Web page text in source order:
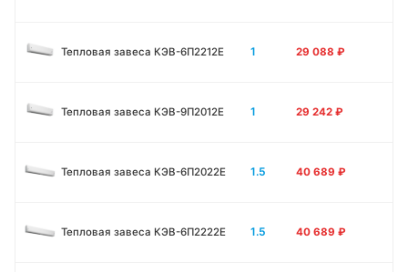
Тепловая завеса КЭВ-6П2212Е 1 29 088 ₽
Тепловая завеса КЭВ-9П2012Е 1 29 242 ₽
Тепловая завеса КЭВ-6П2022Е 1.5 40 689 ₽
Тепловая завеса КЭВ-6П2222Е 1.5 40 689 ₽